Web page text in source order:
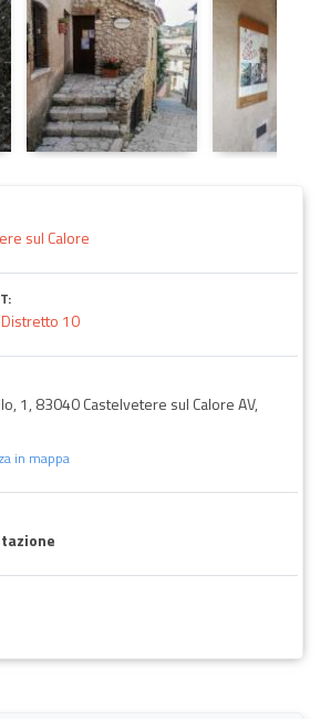
sul Calore
10
1, 83040 Castelvetere sul Calore AV,
in mappa